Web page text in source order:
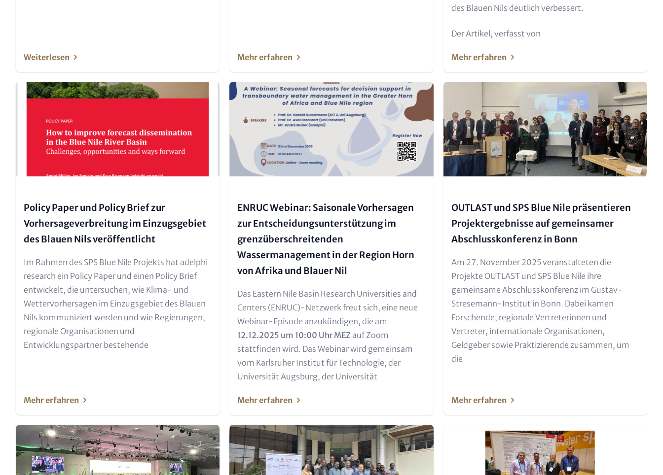
Weiterlesen Mehr erfahren
des Blauen Nils deutlich verbessert.
Der Artikel, verfasst von
Mehr erfahren
Teaser Bild
Policy Paper und Policy Brief zur
Vorhersageverbreitung im Einzugsgebiet
des Blauen Nils veröffentlicht
Text für Teaser und Metatags
Im Rahmen des SPS Blue Nile Projekts hat adelphi
research ein Policy Paper und einen Policy Brief
entwickelt, die untersuchen, wie Klima- und
Wettervorhersagen im Einzugsgebiet des Blauen
Nils kommuniziert werden und wie Regierungen,
regionale Organisationen und
Entwicklungspartner bestehende
Mehr erfahren
Teaser Bild
ENRUC Webinar: Saisonale Vorhersagen
zur Entscheidungsunterstützung im
grenzüberschreitenden
Wassermanagement in der Region Horn
von Afrika und Blauer Nil
Text für Teaser und Metatags
Das Eastern Nile Basin Research Universities and
Centers (ENRUC)-Netzwerk freut sich, eine neue
Webinar-Episode anzukündigen, die am
12.12.2025 um 10:00 Uhr MEZ auf Zoom
stattfinden wird. Das Webinar wird gemeinsam
vom Karlsruher Institut für Technologie, der
Universität Augsburg, der Universität
Mehr erfahren
Teaser Bild
OUTLAST und SPS Blue Nile präsentieren
Projektergebnisse auf gemeinsamer
Abschlusskonferenz in Bonn
Text für Teaser und Metatags
Am 27. November 2025 veranstalteten die
Projekte OUTLAST und SPS Blue Nile ihre
gemeinsame Abschlusskonferenz im Gustav-
Stresemann-Institut in Bonn. Dabei kamen
Forschende, regionale Vertreterinnen und
Vertreter, internationale Organisationen,
Geldgeber sowie Praktizierende zusammen, um
die
Mehr erfahren
Teaser Bild Teaser Bild Teaser Bild